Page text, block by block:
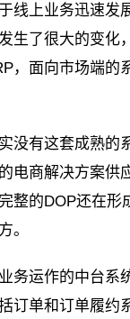
线上业务迅速发
生了很大的变化
，面向市场端的
没有这套成熟的
电商解决方案供
整的DOP还在形
。
务运作的中台系
订单和订单履约